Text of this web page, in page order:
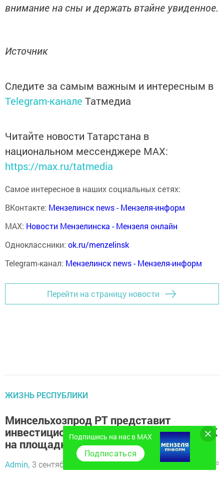
внимание на сны и держать втайне увиденное.
Источник
Следите за самым важным и интересным в
Telegram-канале Татмедиа
Читайте новости Татарстана в
национальном мессенджере MАХ:
https://max.ru/tatmedia
Самое интересное в наших социальных сетях:
ВКонтакте: Мензелинск news - Мензеля-информ
MAX: Новости Мензелинска - Мензеля онлайн
Одноклассники: ok.ru/menzelinsk
Telegram-канал: Мензелинск news - Мензеля-информ
Перейти на страницу новости
ЖИЗНЬ РЕСПУБЛИКИ
Минсельхозпрод РТ представит
инвестиционный потенциал отрасли АПК
на площадке «100% ТАТАРСТАН»
Admin, 3 сентября 2020 - 14:46 980 0
Подпишись на нас в MAX
Подписаться